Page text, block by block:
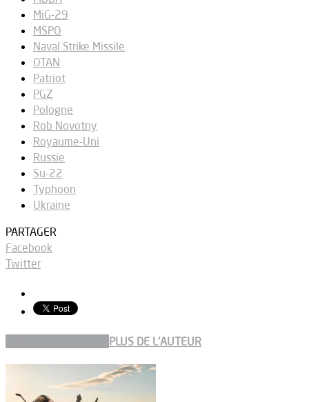
MiG-29
MSPO
Naval Strike Missile
OTAN
Patriot
PGZ
Pologne
Rob Novotny
Royaume-Uni
Russie
Su-22
Typhoon
Ukraine
PARTAGER
Facebook
Twitter
PLUS DE L'AUTEUR